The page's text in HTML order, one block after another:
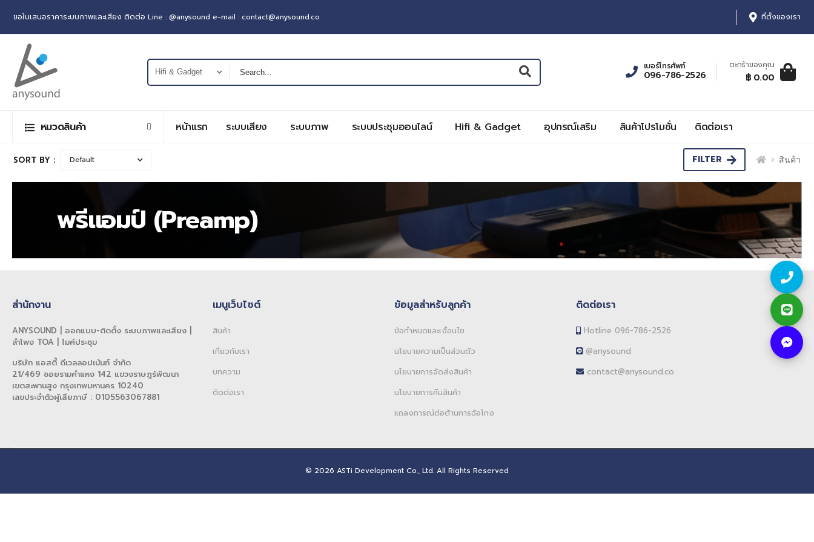
ขอใบเสนอราคาระบบภาพและเสียง ติดต่อ Line : @anysound e-mail : contact@anysound.co ที่ตั้งของเรา
เบอร์โทรศัพท์
096-786-2526
ตะกร้าของคุณ
฿ 0.00
ตะกร้าสินค้า:รายการ, รา
฿ 0.00
หมวดสินค้า หน้าแรก ระบบเสียง ระบบภาพ ระบบประชุมออนไลน์ Hifi & Gadget อุปกรณ์เสริม สินค้าโปรโมชั่น ติดต่อเรา
SORT BY : FILTER สินค้า
พรีแอมป์ (Preamp)
สำนักงาน
ANYSOUND | ออกแบบ-ติดตั้ง ระบบภาพและเสียง |
ลำโพง TOA | ไมค์ประชุม
บริษัท แอสตี้ ดีเวลลอปเม้นท์ จำกัด
21/469 ซอยรามคำแหง 142 แขวงราษฎร์พัฒนา
เขตสะพานสูง กรุงเทพมหานคร 10240
เลขประจำตัวผู้เสียภาษี : 0105563067881
เมนูเว็บไซต์
สินค้า
เกี่ยวกับเรา
บทความ
ติดต่อเรา
ข้อมูลสำหรับลูกค้า
ข้อกำหนดและเงื่อนไข
นโยบายความเป็นส่วนตัว
นโยบายการจัดส่งสินค้า
นโยบายการคืนสินค้า
แถลงการณ์ต่อต้านการฉ้อโกง
ติดต่อเรา
Hotline 096-786-2526
@anysound
contact@anysound.co
© 2026 ASTi Development Co., Ltd. All Rights Reserved